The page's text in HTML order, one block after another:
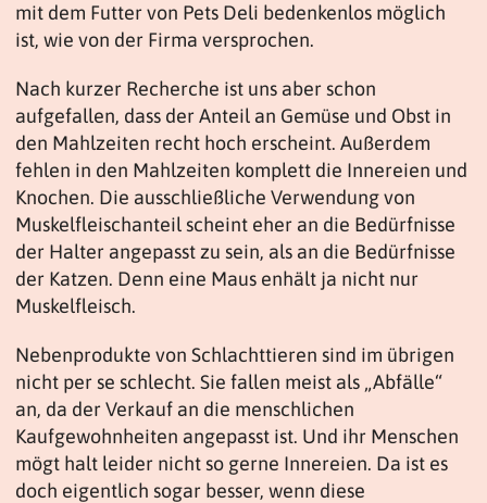
mit dem Futter von Pets Deli bedenkenlos möglich
ist, wie von der Firma versprochen.
Nach kurzer Recherche ist uns aber schon
aufgefallen, dass der Anteil an Gemüse und Obst in
den Mahlzeiten recht hoch erscheint. Außerdem
fehlen in den Mahlzeiten komplett die Innereien und
Knochen. Die ausschließliche Verwendung von
Muskelfleischanteil scheint eher an die Bedürfnisse
der Halter angepasst zu sein, als an die Bedürfnisse
der Katzen. Denn eine Maus enhält ja nicht nur
Muskelfleisch.
Nebenprodukte von Schlachttieren sind im übrigen
nicht per se schlecht. Sie fallen meist als „Abfälle“
an, da der Verkauf an die menschlichen
Kaufgewohnheiten angepasst ist. Und ihr Menschen
mögt halt leider nicht so gerne Innereien. Da ist es
doch eigentlich sogar besser, wenn diese